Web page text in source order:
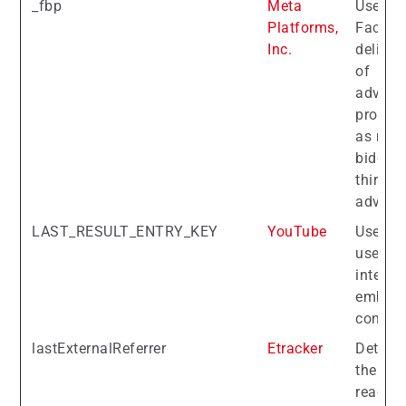
_fbp
Meta
Platforms,
Inc.
Used
deliver
of
as real
third
LAST_RESULT_ENTRY_KEY
YouTube
Used
user’s
lastExternalReferrer
Etracker
the